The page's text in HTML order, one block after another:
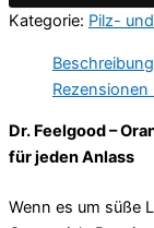
Kategorie: Pilz-
Beschreibung
Rezensionen
Dr. Feelgood –
für jeden Anlass
Wenn es um süße